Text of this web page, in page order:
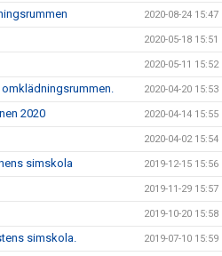
2020-08-24 15:47
2020-05-18 15:51
2020-05-11 15:52
2020-04-20 15:53
2020 2020-04-14 15:55
2020-04-02 15:54
simskola 2019-12-15 15:56
2019-11-29 15:57
2019-10-20 15:58
simskola. 2019-07-10 15:59